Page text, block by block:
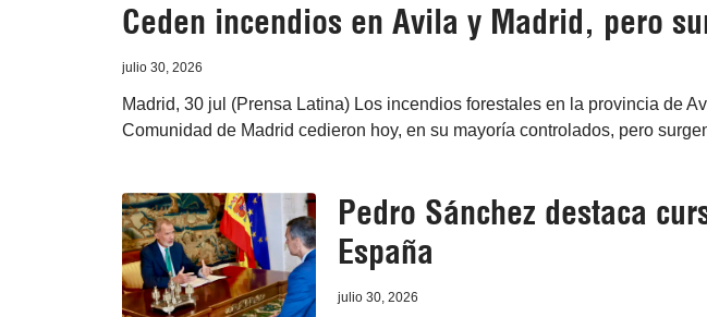
Ceden incendios en Avila y Madrid, pero
julio 30, 2026
Madrid, 30 jul (Prensa Latina) Los incendios forestales en la provincia de
Comunidad de Madrid cedieron hoy, en su mayoría controlados, pero
Pedro Sánchez destaca
España
julio 30, 2026